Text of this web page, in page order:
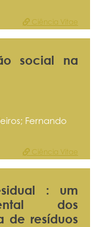
Ciência Vitae
social na
Fernando
Ciência Vitae
: um
dos
de resíduos